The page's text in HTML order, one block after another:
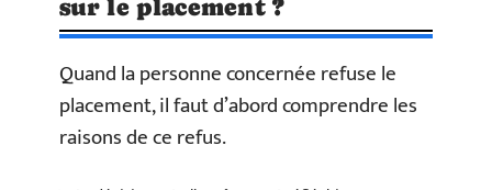
sur le placement ?
Quand la personne concernée refuse le
placement, il faut d’abord comprendre les
raisons de ce refus.